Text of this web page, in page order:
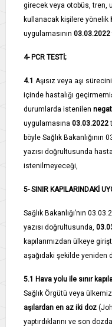
girecek veya otobüs, tren,
kullanacak kişilere yönelik
uygulamasının 03.03.2022
4- PCR TESTİ;
4.1­ Aşısız veya aşı
içinde hastalığı
durumlarda istenilen
uygulamasına 03.03.2022
böyle Sağlık
yazısı doğrultusunda
istenilmeyeceği,
5- SINIR KAPILARINDAKİ
Sağlık Bakanlığı’nın
yazısı doğrultusunda,
kapılarımızdan ülkeye
aşağıdaki şekilde yeniden
5.1­ Hava yolu ile sınır
Sağlık Örgütü veya
aşılardan en az iki doz
yaptırdıklarını ve son